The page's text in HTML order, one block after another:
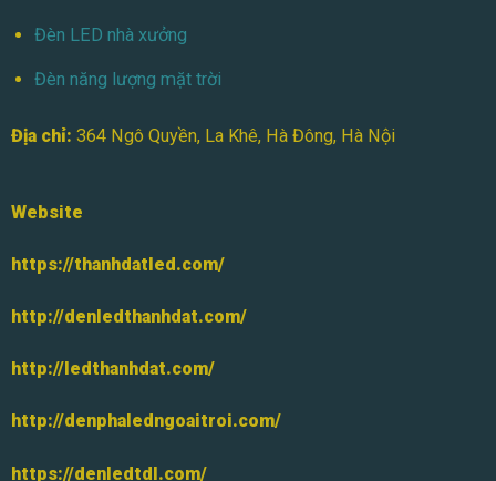
Đèn LED nhà xưởng
Đèn năng lượng mặt trời
Địa chỉ: 364 Ngô Quyền, La Khê, Hà Đông, Hà Nội
Website
https://thanhdatled.com/
http://denledthanhdat.com/
http://ledthanhdat.com/
http://denphaledngoaitroi.com/
https://denledtdl.com/